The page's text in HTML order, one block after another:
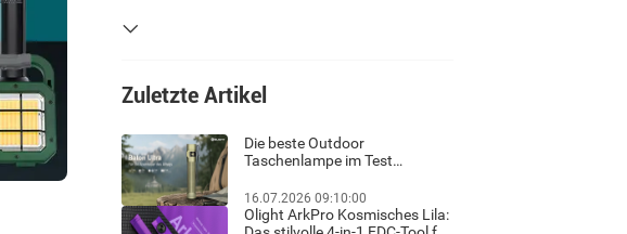
Zuletzte Artikel
Die beste Outdoor
Taschenlampe im Test
sicheres Wandern im Dunkeln
16.07.2026 09:10:00
Olight ArkPro Kosmisches Lila: